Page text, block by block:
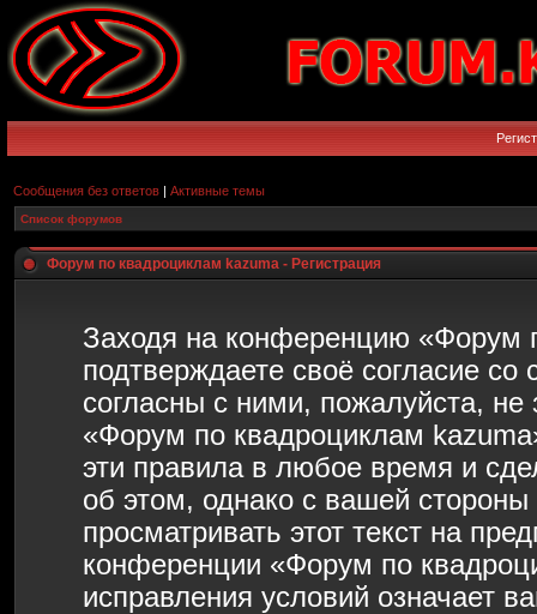
Сообщения без ответов | Активные темы
Список форумов
Форум по квадроциклам kazuma - Регистрация
Заходя на конференцию «Форум
подтверждаете своё согласие
согласны с ними, пожалуйста,
«Форум по квадроциклам
эти правила в любое время и
об этом, однако с вашей
просматривать этот текст на
конференции «Форум по
исправления условий означает